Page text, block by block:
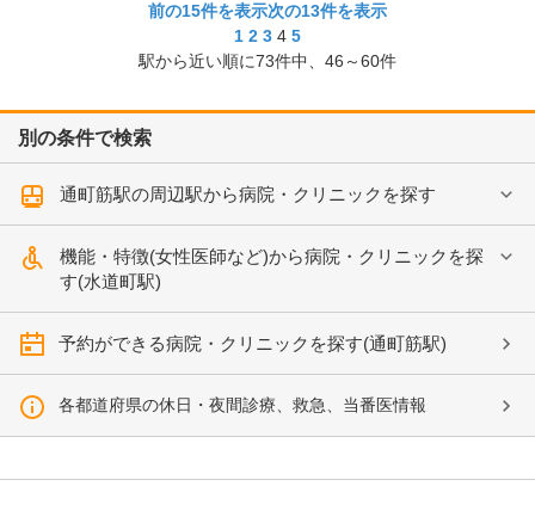
前の15件を表示次の13件を表示
1 2 3 4 5
駅から近い順に73件中、 46～60件
別の条件で検索
通町筋駅の周辺駅から病院・クリニックを探す
機能・特徴(女性医師など)から病院・クリニックを探
す(水道町駅)
予約ができる病院・クリニックを探す(通町筋駅)
各都道府県の休日・夜間診療、救急、当番医情報